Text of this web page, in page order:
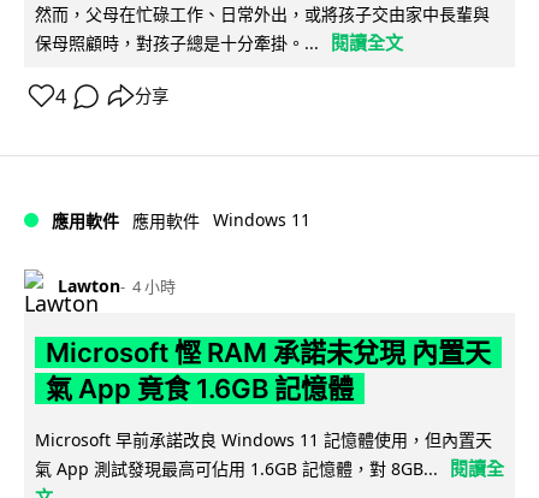
然而，父母在忙碌工作、日常外出，或將孩子交由家中長輩與
保母照顧時，對孩子總是十分牽掛。...
閱讀全文
4 分享
應用軟件 應用軟件 Windows 11
Lawton 4 小時
Microsoft 慳 RAM 承諾未兌現 內置天
氣 App 竟食 1.6GB 記憶體
Microsoft 早前承諾改良 Windows 11 記憶體使用，但內置天
氣 App 測試發現最高可佔用 1.6GB 記憶體，對 8GB...
閱讀全